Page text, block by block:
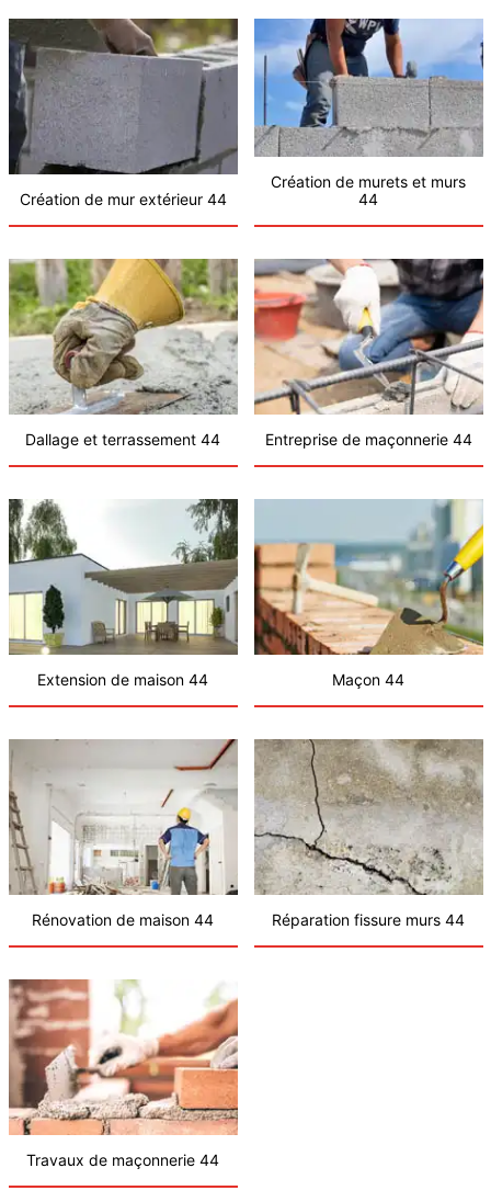
Création de mur extérieur 44
Création de murets et murs
44
Dallage et terrassement 44 Entreprise de maçonnerie 44
Extension de maison 44 Maçon 44
Rénovation de maison 44 Réparation fissure murs 44
Travaux de maçonnerie 44